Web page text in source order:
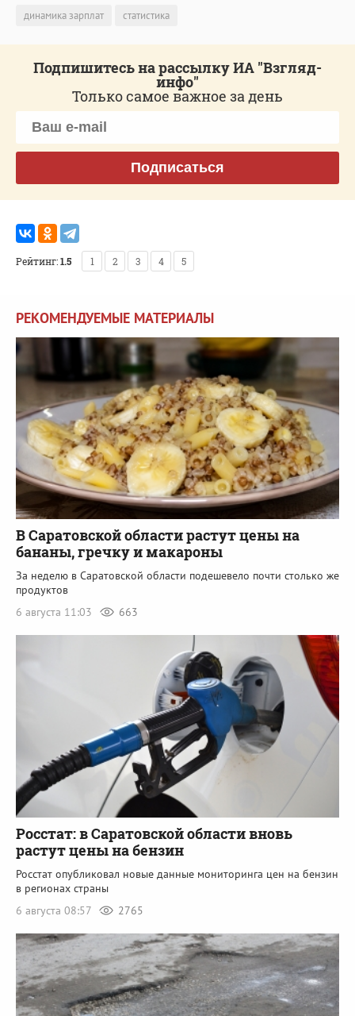
динамика зарплат статистика
Подпишитесь на рассылку ИА "Взгляд-
инфо"
Только самое важное за день
Подписаться
Рейтинг:1.5 1 2 3 4 5
РЕКОМЕНДУЕМЫЕ МАТЕРИАЛЫ
В Саратовской области растут цены на
бананы, гречку и макароны
За неделю в Саратовской области подешевело почти столько же
продуктов
6 августа 11:03
663
Росстат: в Саратовской области вновь
растут цены на бензин
Росстат опубликовал новые данные мониторинга цен на бензин
в регионах страны
6 августа 08:57
2765